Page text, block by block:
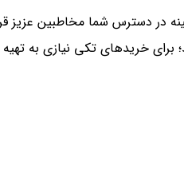
شما مخاطبین عزیز قرار گیرد، از
برای خریدهای تکی نیازی به